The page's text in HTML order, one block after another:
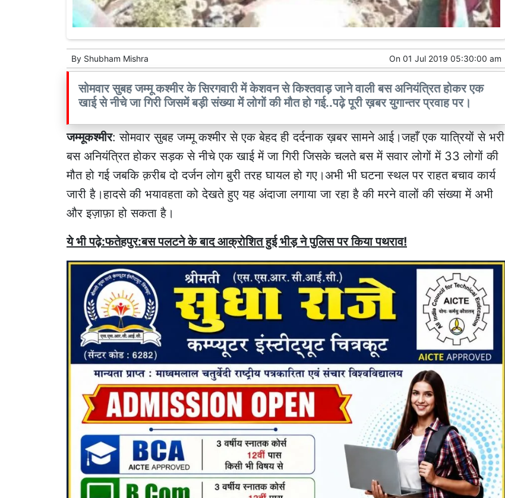
By Shubham Mishra On 01 Jul 2019 05:30:00 am
सोमवार सुबह जम्मू कश्मीर के सिरगवारी में केशवन से किश्तवाड़ जाने वाली बस अनियंत्रित होकर एक
खाई से नीचे जा गिरी जिसमें बड़ी संख्या में लोगों की मौत हो गई..पढ़े पूरी ख़बर युगान्तर प्रवाह पर।
जम्मूकश्मीर: सोमवार सुबह जम्मू कश्मीर से एक बेहद ही दर्दनाक ख़बर सामने आई।जहाँ एक यात्रियों से भरी
बस अनियंत्रित होकर सड़क से नीचे एक खाई में जा गिरी जिसके चलते बस में सवार लोगों में 33 लोगों की
मौत हो गई जबकि क़रीब दो दर्जन लोग बुरी तरह घायल हो गए।अभी भी घटना स्थल पर राहत बचाव कार्य
जारी है।हादसे की भयावहता को देखते हुए यह अंदाजा लगाया जा रहा है की मरने वालों की संख्या में अभी
और इज़ाफ़ा हो सकता है।
ये भी पढ़े:फतेहपुर:बस पलटने के बाद आक्रोशित हुई भीड़ ने पुलिस पर किया पथराव!